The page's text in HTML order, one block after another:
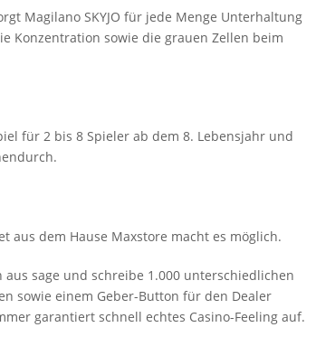
Magilano SKYJO für jede Menge Unterhaltung
Konzentration sowie die grauen Zellen beim
für 2 bis 8 Spieler ab dem 8. Lebensjahr und
aus dem Hause Maxstore macht es möglich.
sage und schreibe 1.000 unterschiedlichen
sowie einem Geber-Button für den Dealer
garantiert schnell echtes Casino-Feeling auf.